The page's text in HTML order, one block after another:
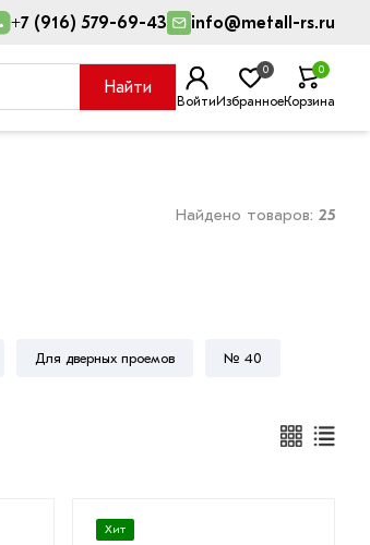
+7 (916) 579-69-43 info@metall-rs.ru
Найти
ВойтиИзбранное
0
Корзина
0
Найдено товаров: 25
Для дверных проемов № 40
Хит